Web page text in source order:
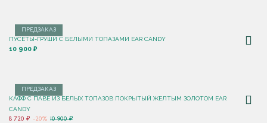
ПРЕДЗАКАЗ
ПУСЕТЫ-ГРУШИ С БЕЛЫМИ ТОПАЗАМИ EAR CANDY
10 900 ₽
ПРЕДЗАКАЗ
КАФФ С ПАВЕ ИЗ БЕЛЫХ ТОПАЗОВ ПОКРЫТЫЙ ЖЕЛТЫМ ЗОЛОТОМ EAR
CANDY
8 720 ₽ -20% 10 900 ₽